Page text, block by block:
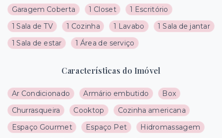
Garagem Coberta
1 Closet
1 Escritório
1 Sala de TV
1 Cozinha 1 Lavabo
1 Sala de jantar
1 Sala de estar
1 Área de serviço
Características do Imóvel
Ar Condicionado Armário embutido
Box
Churrasqueira
Cooktop
Cozinha americana
Espaço Gourmet
Espaço Pet
Hidromassagem